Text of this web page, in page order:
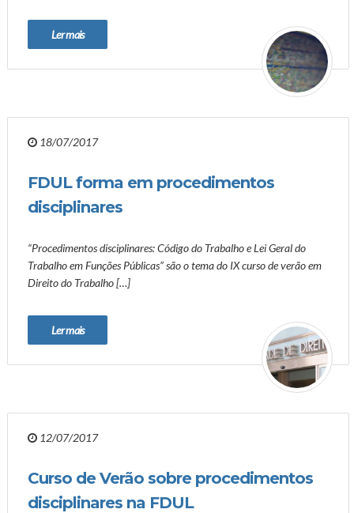
Ler mais
18/07/2017
FDUL forma em procedimentos
disciplinares
“Procedimentos disciplinares: Código do Trabalho e Lei Geral do
Trabalho em Funções Públicas” são o tema do IX curso de verão em
Direito do Trabalho […]
Ler mais
12/07/2017
Curso de Verão sobre procedimentos
disciplinares na FDUL